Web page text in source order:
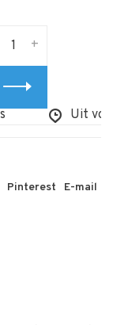
+
Uit
Pinterest E-mail